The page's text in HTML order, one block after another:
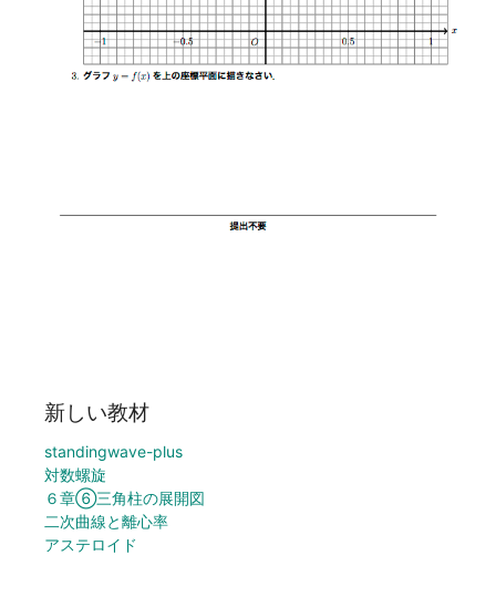
新しい教材
standingwave-plus
対数螺旋
６章⑥三角柱の展開図
二次曲線と離心率
アステロイド